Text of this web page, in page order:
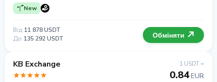
New
Від 11 878 USDT
До 135 292 USDT Обміняти
KB Exchange 1 USDT =
0.84EUR